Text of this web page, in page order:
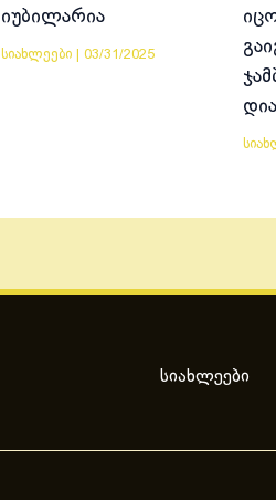
იუბილარია
სიახლეები |03/31/2025
სიახლეები